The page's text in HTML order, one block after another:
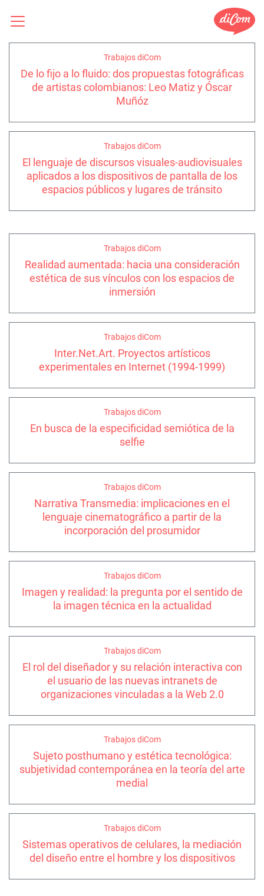
Trabajos diCom
De lo fijo a lo fluido: dos propuestas fotográficas
de artistas colombianos: Leo Matiz y Óscar
Muñóz
Trabajos diCom
El lenguaje de discursos visuales-audiovisuales
aplicados a los dispositivos de pantalla de los
espacios públicos y lugares de tránsito
Trabajos diCom
Realidad aumentada: hacia una consideración
estética de sus vínculos con los espacios de
inmersión
Trabajos diCom
Inter.Net.Art. Proyectos artísticos
experimentales en Internet (1994-1999)
Trabajos diCom
En busca de la especificidad semiótica de la
selfie
Trabajos diCom
Narrativa Transmedia: implicaciones en el
lenguaje cinematográfico a partir de la
incorporación del prosumidor
Trabajos diCom
Imagen y realidad: la pregunta por el sentido de
la imagen técnica en la actualidad
Trabajos diCom
El rol del diseñador y su relación interactiva con
el usuario de las nuevas intranets de
organizaciones vinculadas a la Web 2.0
Trabajos diCom
Sujeto posthumano y estética tecnológica:
subjetividad contemporánea en la teoría del arte
medial
Trabajos diCom
Sistemas operativos de celulares, la mediación
del diseño entre el hombre y los dispositivos